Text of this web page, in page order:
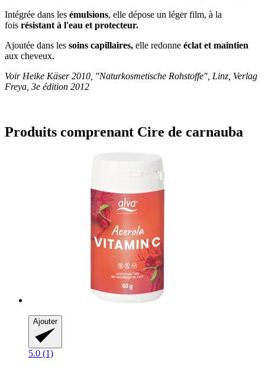
Intégrée dans les émulsions, elle dépose un léger film, à la
fois résistant à l'eau et protecteur.
Ajoutée dans les soins capillaires, elle redonne éclat et maintien
aux cheveux.
Voir Heike Käser 2010, "Naturkosmetische Rohstoffe", Linz, Verlag
Freya, 3e édition 2012
Produits comprenant Cire de carnauba
Ajouter
5.0 (1)